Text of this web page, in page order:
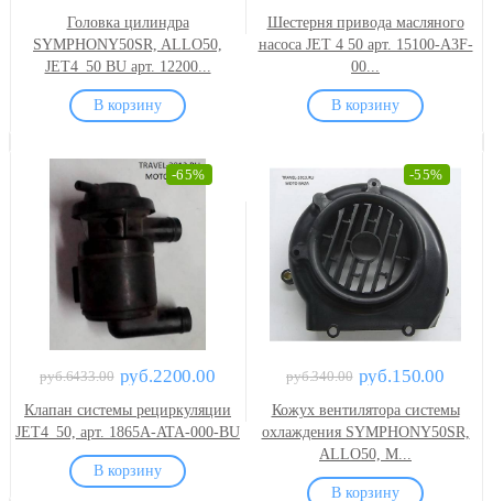
Головка цилиндра
SYMPHONY50SR, ALLO50,
JET4_50 BU арт. 12200...
Шестерня привода масляного
насоса JET 4 50 арт. 15100-A3F-
00...
-65%
руб.6433.00 руб.2200.00
Клапан системы рециркуляции
JET4_50, арт. 1865A-ATA-000-BU
-55%
руб.340.00 руб.150.00
Кожух вентилятора системы
охлаждения SYMPHONY50SR,
ALLO50, M...